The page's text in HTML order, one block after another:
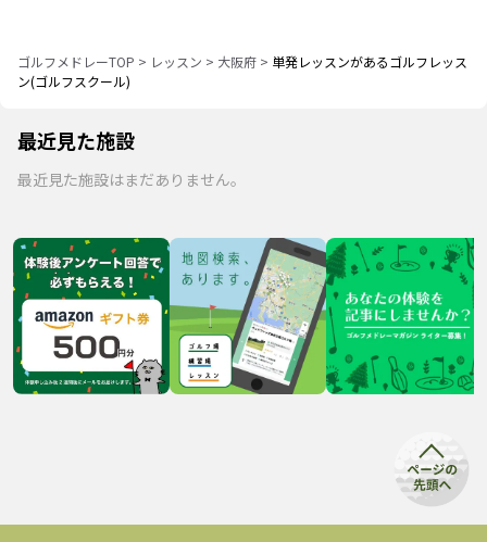
ゴルフメドレーTOP > レッスン > 大阪府 > 単発レッスンがあるゴルフレッス
ン(ゴルフスクール)
最近見た施設
最近見た施設はまだありません。